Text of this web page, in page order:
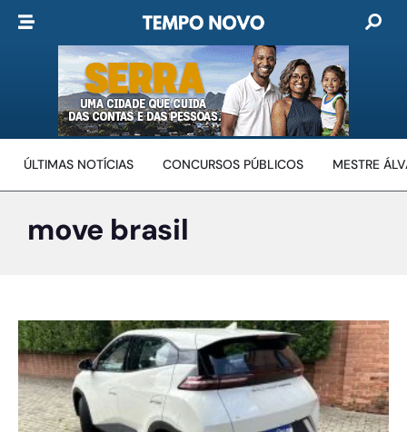
ÚLTIMAS NOTÍCIAS CONCURSOS PÚBLICOS MESTRE
move brasil